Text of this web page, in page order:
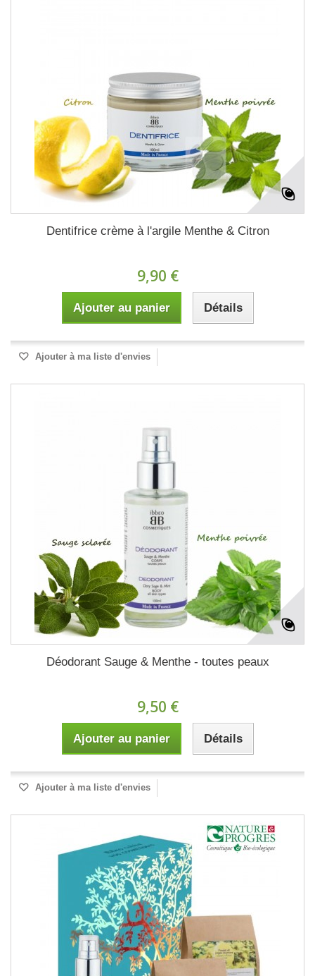
Dentifrice crème à l'argile Menthe & Citron
9,90 €
Ajouter au panier Détails
Ajouter à ma liste d'envies
Déodorant Sauge & Menthe - toutes peaux
9,50 €
Ajouter au panier Détails
Ajouter à ma liste d'envies